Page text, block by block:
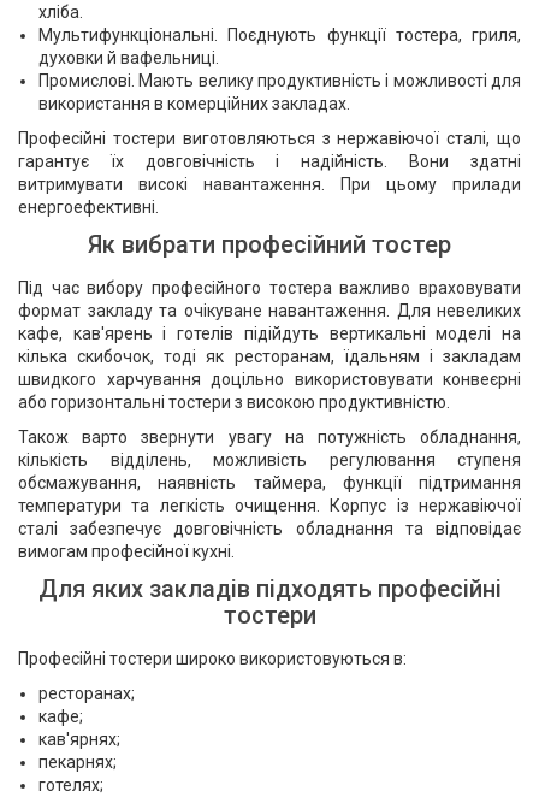
хліба.
Мультифункціональні. Поєднують функції тостера, гриля,
духовки й вафельниці.
Промислові. Мають велику продуктивність і можливості для
використання в комерційних закладах.
Професійні тостери виготовляються з нержавіючої сталі, що
гарантує їх довговічність і надійність. Вони здатні
витримувати високі навантаження. При цьому прилади
енергоефективні.
Як вибрати професійний тостер
Під час вибору професійного тостера важливо враховувати
формат закладу та очікуване навантаження. Для невеликих
кафе, кав'ярень і готелів підійдуть вертикальні моделі на
кілька скибочок, тоді як ресторанам, їдальням і закладам
швидкого харчування доцільно використовувати конвеєрні
або горизонтальні тостери з високою продуктивністю.
Також варто звернути увагу на потужність обладнання,
кількість відділень, можливість регулювання ступеня
обсмажування, наявність таймера, функції підтримання
температури та легкість очищення. Корпус із нержавіючої
сталі забезпечує довговічність обладнання та відповідає
вимогам професійної кухні.
Для яких закладів підходять професійні
тостери
Професійні тостери широко використовуються в:
ресторанах;
кафе;
кав'ярнях;
пекарнях;
готелях;